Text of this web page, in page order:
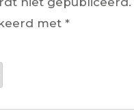
met *